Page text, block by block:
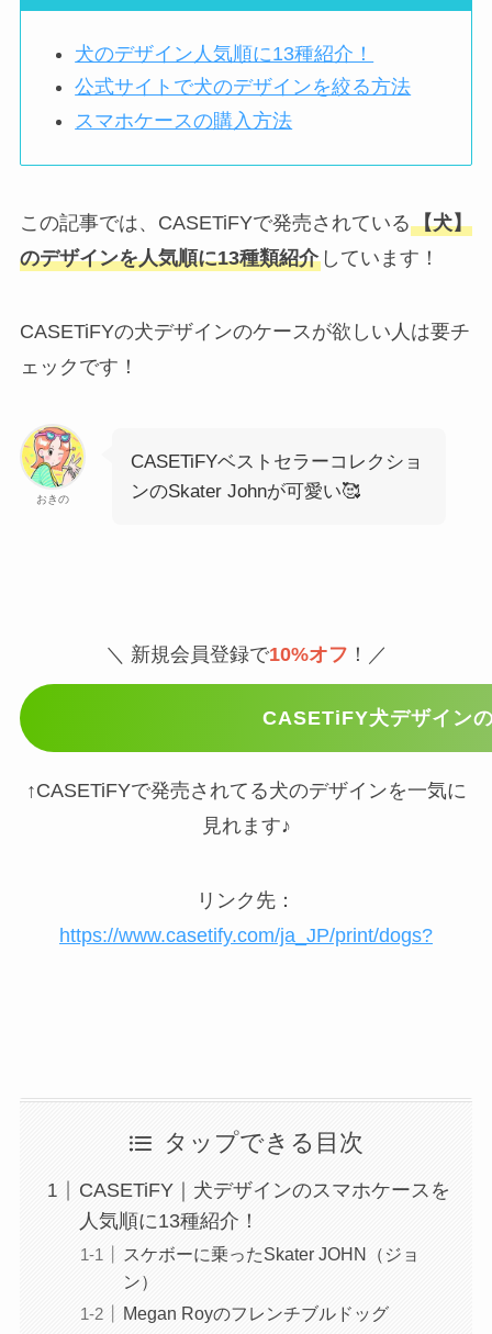
犬のデザイン人気順に13種紹介！
公式サイトで犬のデザインを絞る方法
スマホケースの購入方法
この記事では、CASETiFYで発売されている【犬】
のデザインを人気順に13種類紹介しています！
CASETiFYの犬デザインのケースが欲しい人は要チ
ェックです！
おきの
CASETiFYベストセラーコレクショ
ンのSkater Johnが可愛い🥰
＼ 新規会員登録で10%オフ ！／
CASETiFY犬デザイン
↑CASETiFYで発売されてる犬のデザインを一気に
見れます♪
リンク先：
https://www.casetify.com/ja_JP/print/dogs?
タップできる目次
CASETiFY｜犬デザインのスマホケースを
人気順に13種紹介！
スケボーに乗ったSkater JOHN（ジョ
ン）
Megan Royのフレンチブルドッグ